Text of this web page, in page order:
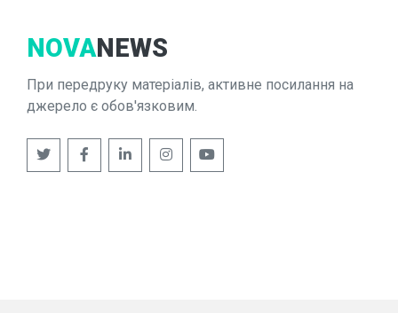
NOVANEWS
При передруку матеріалів, активне посилання на
джерело є обов'язковим.